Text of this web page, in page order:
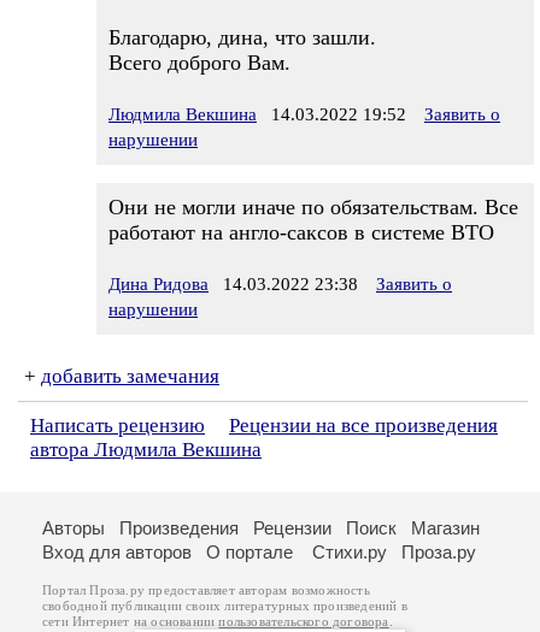
Благодарю, дина, что зашли.
Всего доброго Вам.
Людмила Векшина 14.03.2022 19:52
Заявить о
нарушении
Они не могли иначе по обязательствам. Все
работают на англо-саксов в системе ВТО
Дина Ридова 14.03.2022 23:38
Заявить о
нарушении
+ добавить замечания
Написать рецензию
Рецензии на все произведения
автора Людмила Векшина
Авторы Произведения Рецензии Поиск
Магазин
Вход для авторов
О портале Стихи.ру Проза.ру
Портал Проза.ру предоставляет авторам возможность
свободной публикации своих литературных произведений в
сети Интернет на основаниипользовательского договора